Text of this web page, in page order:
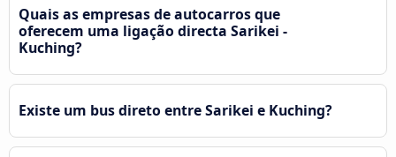
Quais as empresas de autocarros que
oferecem uma ligação directa Sarikei -
Kuching?
Existe um bus direto entre Sarikei e Kuching?